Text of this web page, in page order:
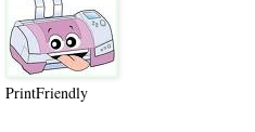
PrintFriendly